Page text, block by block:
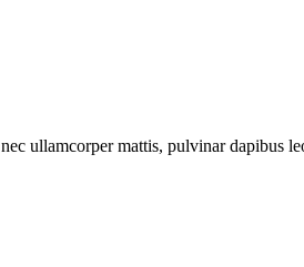
ullamcorper mattis, pulvinar dapibus